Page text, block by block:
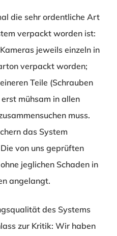
die sehr ordentliche Art
verpackt worden ist:
jeweils einzeln in
verpackt worden;
Teile (Schrauben
mühsam in allen
muss.
das System
von uns geprüften
jeglichen Schaden in
angelangt.
des Systems
zur Kritik: Wir haben